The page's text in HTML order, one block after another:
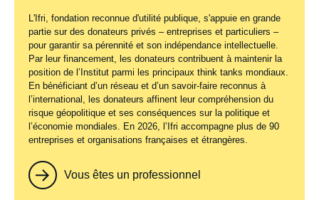
L'Ifri, fondation reconnue d'utilité publique, s'appuie en grande
partie sur des donateurs privés – entreprises et particuliers –
pour garantir sa pérennité et son indépendance intellectuelle.
Par leur financement, les donateurs contribuent à maintenir la
position de l’Institut parmi les principaux think tanks mondiaux.
En bénéficiant d’un réseau et d’un savoir-faire reconnus à
l’international, les donateurs affinent leur compréhension du
risque géopolitique et ses conséquences sur la politique et
l’économie mondiales. En 2026, l’Ifri accompagne plus de 90
entreprises et organisations françaises et étrangères.
Vous êtes un professionnel